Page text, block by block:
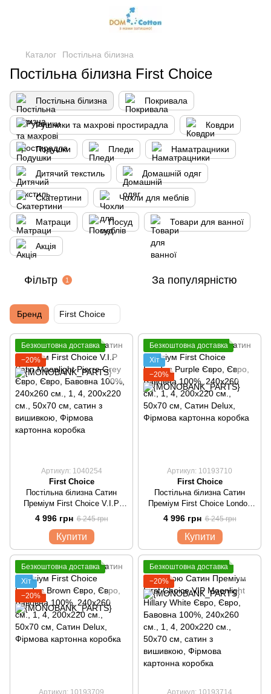
Каталог Постільна білизна
Постільна білизна First Choice
Постільна білизна Покривала
Рушники та махрові простирадла Ковдри
Подушки Пледи Наматрацники
Дитячий текстиль Домашній одяг
Скатертини Чохли для меблів
Матраци Посуд Товари для ванної
Акція
Фільтр 1 За популярністю
Бренд First Choice
Безкоштовна доставка
−20%
Артикул: 1040254
First Choice
Постільна білизна Сатин
Преміум First Choice V.I.P
Satin Moonlight Pierre Grey
Євро
4 996 грн 6 245 грн
Купити
Безкоштовна доставка
Хіт
−20%
Артикул: 10193710
First Choice
Постільна білизна Сатин
Преміум First Choice London
Purple Євро
4 996 грн 6 245 грн
Купити
Безкоштовна доставка
Хіт
−20%
Артикул: 10193709
Безкоштовна доставка
−20%
Артикул: 10193714